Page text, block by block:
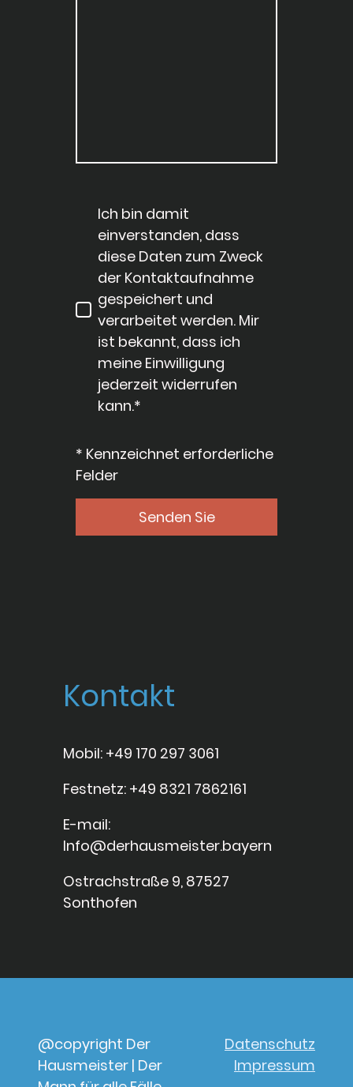
Ich bin damit
einverstanden, dass
diese Daten zum Zweck
der Kontaktaufnahme
gespeichert und
verarbeitet werden. Mir
ist bekannt, dass ich
meine Einwilligung
jederzeit widerrufen
kann.*
* Kennzeichnet erforderliche
Felder
Senden Sie
Kontakt
Mobil: +49 170 297 3061
Festnetz: +49 8321 7862161
E-mail:
Info@derhausmeister.bayern
Ostrachstraße 9, 87527
Sonthofen
@copyright Der
Hausmeister | Der
Datenschutz
Impressum